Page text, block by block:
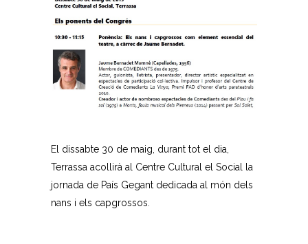
El dissabte 30 de maig, durant tot el dia,
Terrassa acollirà ​al Centre Cultural el Social la
jornada de País Gegant dedicada al món dels
nans i els capgrossos.